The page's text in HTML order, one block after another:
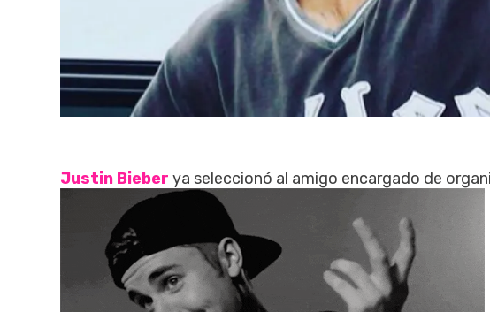
Justin Bieber ya seleccionó al amigo encargado de